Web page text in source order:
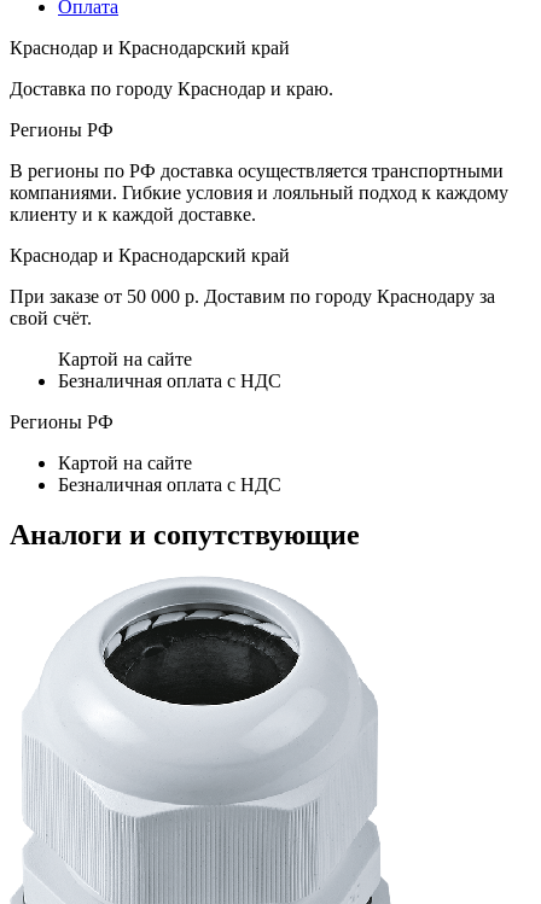
Оплата
Краснодар и Краснодарский край
Доставка по городу Краснодар и краю.
Регионы РФ
В регионы по РФ доставка осуществляется транспортными
компаниями. Гибкие условия и лояльный подход к каждому
клиенту и к каждой доставке.
Краснодар и Краснодарский край
При заказе от 50 000 р. Доставим по городу Краснодару за
свой счёт.
Картой на сайте
Безналичная оплата с НДС
Регионы РФ
Картой на сайте
Безналичная оплата с НДС
Аналоги и сопутствующие